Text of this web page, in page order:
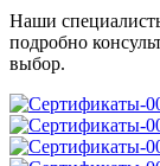
Наши
подробно
выбор.